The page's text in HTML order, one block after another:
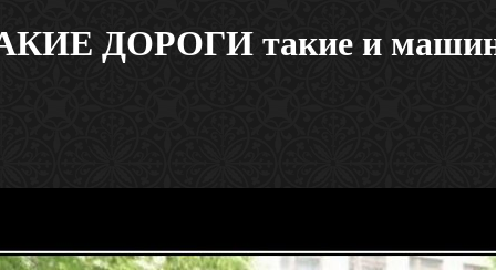
ДОРОГИ такие и